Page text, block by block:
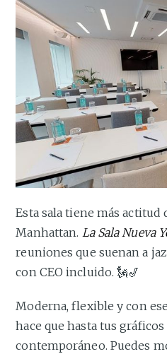
Esta sala tiene más actitud
Manhattan. La Sala Nueva
reuniones que suenan a
con CEO incluido. 🗽🎷
Moderna, flexible y con
hace que hasta tus
contemporáneo. Puedes